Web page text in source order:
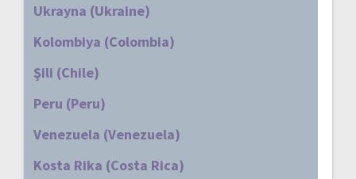
Ukrayna (Ukraine)
Kolombiya (Colombia)
Şili (Chile)
Peru (Peru)
Venezuela (Venezuela)
Kosta Rika (Costa Rica)